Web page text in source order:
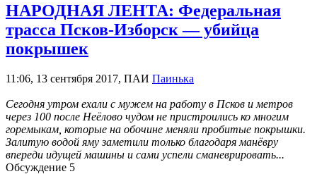
НАРОДНАЯ ЛЕНТА: Федеральная
трасса Псков-Изборск — убийца
покрышек
11:06, 13 сентября 2017, ПАИ Паинька
Сегодня утром ехали с мужем на работу в Псков и метров
через 100 после Неёлово чудом не пристроились ко многим
горемыкам, которые на обочине меняли пробитые покрышки.
Залитую водой яму заметили только благодаря манёвру
впереди идущей машины и сами успели сманеврировать...
Обсуждение 5